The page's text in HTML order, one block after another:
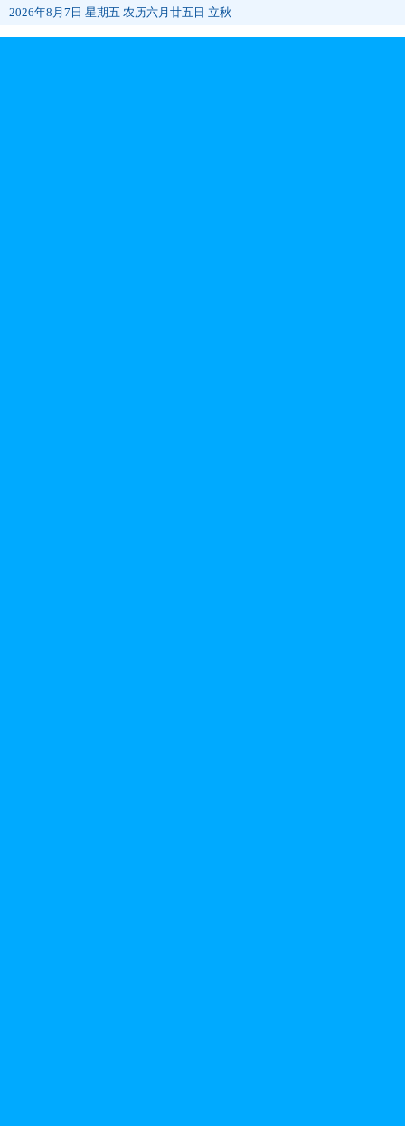
2026年8月7日 星期五 农历六月廿五日 立秋